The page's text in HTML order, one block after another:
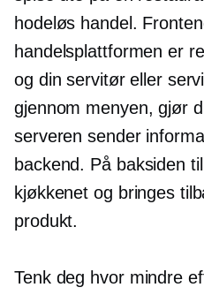
hodeløs handel.
handelsplattformen er
og din servitør eller
gjennom menyen, gjør
serveren sender
backend. På baksiden
kjøkkenet og bringes
produkt.
Tenk deg hvor mindre